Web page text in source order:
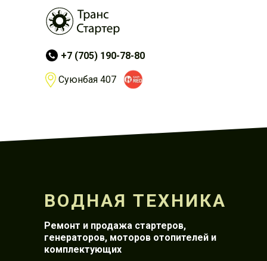
Суюнбая 407
+7 (705) 190-78-80
ВОДНАЯ ТЕХНИКА
Ремонт и продажа стартеров,
генераторов, моторов отопителей и
комплектующих